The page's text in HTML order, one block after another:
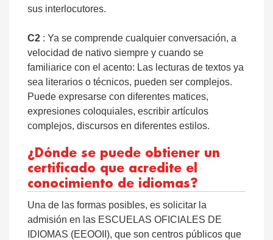
sus interlocutores.
C2 : Ya se comprende cualquier conversación, a
velocidad de nativo siempre y cuando se
familiarice con el acento: Las lecturas de textos ya
sea literarios o técnicos, pueden ser complejos.
Puede expresarse con diferentes matices,
expresiones coloquiales, escribir artículos
complejos, discursos en diferentes estilos.
¿Dónde se puede obtiener un
certificado que acredite el
conocimiento de idiomas?
Una de las formas posibles, es solicitar la
admisión en las ESCUELAS OFICIALES DE
IDIOMAS (EEOOII), que son centros públicos que